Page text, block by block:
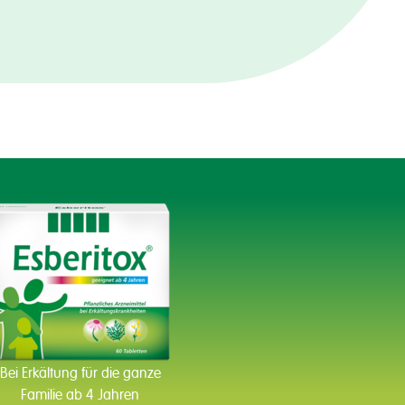
Bei Erkältung für die ganze
Familie ab 4 Jahren